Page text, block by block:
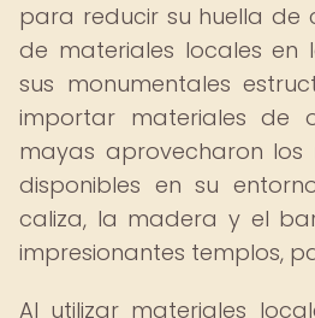
para reducir su huella de
de materiales locales en
sus monumentales
importar materiales de
mayas aprovecharon los
disponibles en su
caliza, la madera y el
impresionantes templos,
Al utilizar materiales